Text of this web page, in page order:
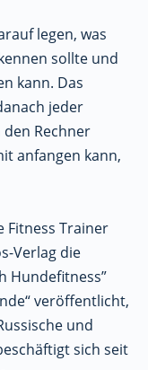
legen, was
sollte und
kann. Das
jeder
Rechner
anfangen kann,
Fitness Trainer
Verlag die
Hundefitness”
veröffentlicht,
und
sich seit